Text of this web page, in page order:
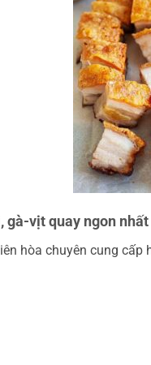
gà-vịt quay ngon
hòa chuyên cung